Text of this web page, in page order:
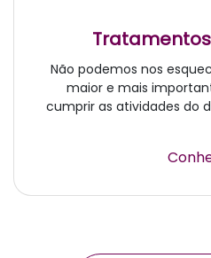
Não podemos nos
maior e mais
cumprir as atividades do